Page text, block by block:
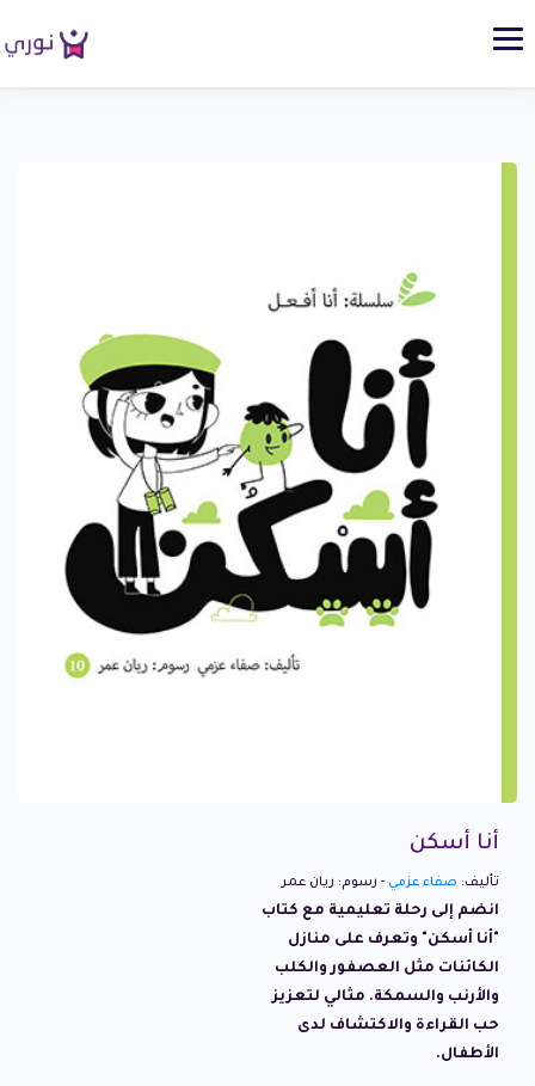
أنا أسكن
تأليف: صفاء عزمي - رسوم: ريان عمر
انضم إلى رحلة تعليمية مع كتاب
"أنا أسكن" وتعرف على منازل
الكائنات مثل العصفور والكلب
والأرنب والسمكة. مثالي لتعزيز
حب القراءة والاكتشاف لدى
الأطفال.